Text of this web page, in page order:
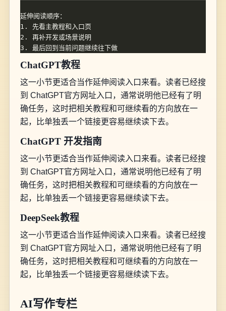
1. 先看主教程和入口页
3. 最后回到当前问题继续往下做
ChatGPT教程
这一小节更适合当作延伸阅读入口来看。读者已经搜
到 ChatGPT官方网址入口，通常说明他已经有了明
确任务，这时把相关教程和可继续看的方向放在一
起，比单独丢一个链接更容易继续读下去。
ChatGPT 开发指南
这一小节更适合当作延伸阅读入口来看。读者已经搜
到 ChatGPT官方网址入口，通常说明他已经有了明
确任务，这时把相关教程和可继续看的方向放在一
起，比单独丢一个链接更容易继续读下去。
DeepSeek教程
这一小节更适合当作延伸阅读入口来看。读者已经搜
到 ChatGPT官方网址入口，通常说明他已经有了明
确任务，这时把相关教程和可继续看的方向放在一
起，比单独丢一个链接更容易继续读下去。
AI写作专栏